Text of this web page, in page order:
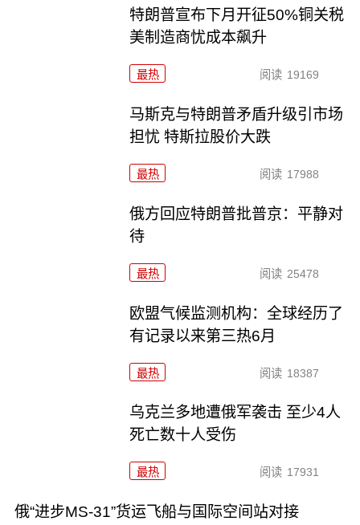
特朗普宣布下月开征50%铜关税
美制造商忧成本飙升
最热 阅读 19169
马斯克与特朗普矛盾升级引市场
担忧 特斯拉股价大跌
最热 阅读 17988
俄方回应特朗普批普京：平静对
待
最热 阅读 25478
欧盟气候监测机构：全球经历了
有记录以来第三热6月
最热 阅读 18387
乌克兰多地遭俄军袭击 至少4人
死亡数十人受伤
最热 阅读 17931
俄“进步MS-31”货运飞船与国际空间站对接